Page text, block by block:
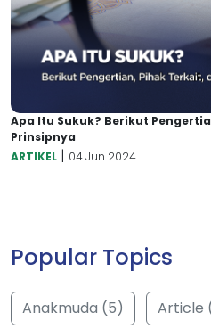
Apa Itu Sukuk? Berikut
Prinsipnya
ARTIKEL | 04 Jun 2024
Popular Topics
Anakmuda (5) Article